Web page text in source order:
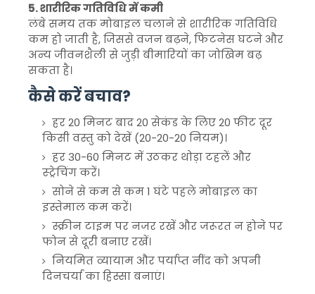
5. शारीरिक गतिविधि में कमी
लंबे समय तक मोबाइल चलाने से शारीरिक गतिविधि
कम हो जाती है, जिससे वजन बढ़ने, फिटनेस घटने और
अन्य जीवनशैली से जुड़ी बीमारियों का जोखिम बढ़
सकता है।
कैसे करें बचाव?
हर 20 मिनट बाद 20 सेकंड के लिए 20 फीट दूर
किसी वस्तु को देखें (20-20-20 नियम)।
हर 30-60 मिनट में उठकर थोड़ा टहलें और
स्ट्रेचिंग करें।
सोने से कम से कम 1 घंटे पहले मोबाइल का
इस्तेमाल कम करें।
स्क्रीन टाइम पर नजर रखें और जरूरत न होने पर
फोन से दूरी बनाए रखें।
नियमित व्यायाम और पर्याप्त नींद को अपनी
दिनचर्या का हिस्सा बनाएं।